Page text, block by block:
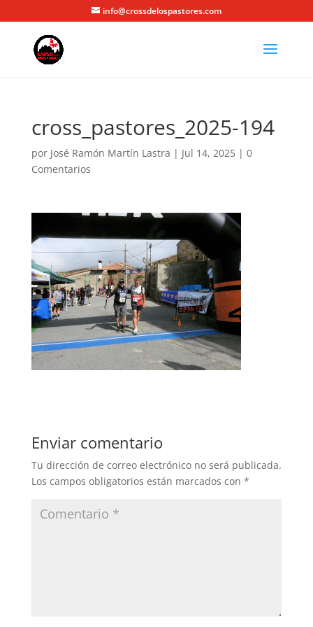
info@crossdelospastores.com
cross_pastores_2025-194
por José Ramón Martín Lastra | Jul 14, 2025| 0
Comentarios
Enviar comentario
Tu dirección de correo electrónico no será publicada.
Los campos obligatorios están marcados con *